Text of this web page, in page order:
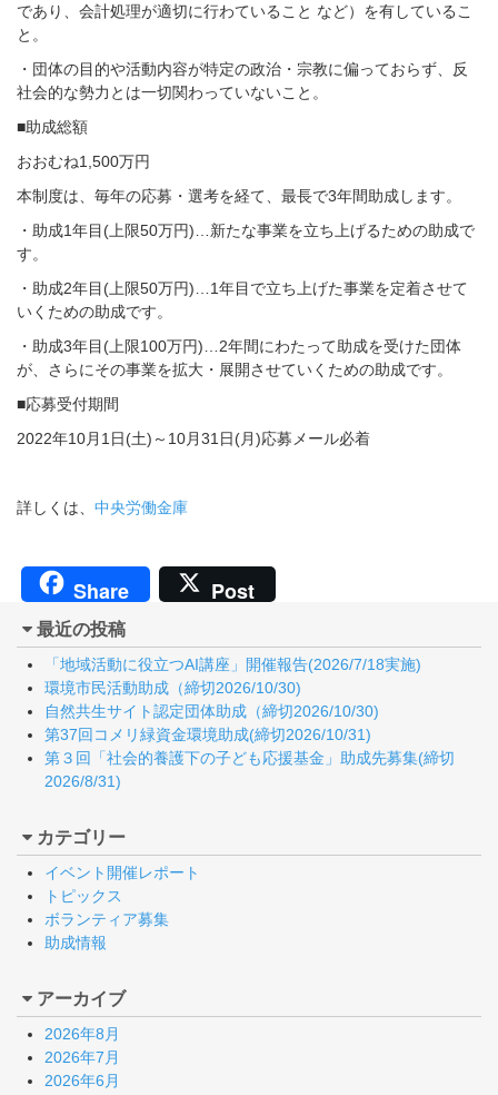
であり、会計処理が適切に行わていること など）を有しているこ
と。
・団体の目的や活動内容が特定の政治・宗教に偏っておらず、反
社会的な勢力とは一切関わっていないこと。
■助成総額
おおむね1,500万円
本制度は、毎年の応募・選考を経て、最長で3年間助成します。
・助成1年目(上限50万円)…新たな事業を立ち上げるための助成で
す。
・助成2年目(上限50万円)…1年目で立ち上げた事業を定着させて
いくための助成です。
・助成3年目(上限100万円)…2年間にわたって助成を受けた団体
が、さらにその事業を拡大・展開させていくための助成です。
■応募受付期間
2022年10月1日(土)～10月31日(月)応募メール必着
詳しくは、 中央労働金庫
Share Post
最近の投稿
「地域活動に役立つAI講座」開催報告(2026/7/18実施)
環境市民活動助成（締切2026/10/30)
自然共生サイト認定団体助成（締切2026/10/30)
第37回コメリ緑資金環境助成(締切2026/10/31)
第３回「社会的養護下の子ども応援基金」助成先募集(締切
2026/8/31)
カテゴリー
イベント開催レポート
トピックス
ボランティア募集
助成情報
アーカイブ
2026年8月
2026年7月
2026年6月